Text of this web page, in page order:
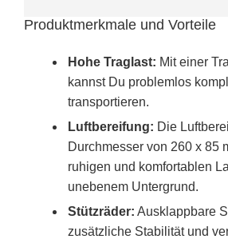
Produktmerkmale und Vorteile
Hohe Traglast: Mit einer
kannst Du problemlos
transportieren.
Luftbereifung: Die
Durchmesser von 260 x 85
ruhigen und komfortablen
unebenem Untergrund.
Stützräder: Ausklappbare
zusätzliche Stabilität und